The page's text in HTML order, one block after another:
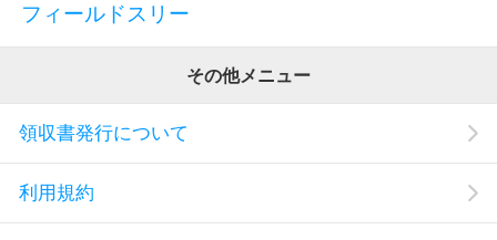
フィールドスリー
その他メニュー
領収書発行について
利用規約